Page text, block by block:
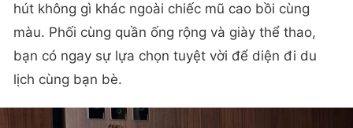
hút không gì khác ngoài chiếc mũ cao bồi cùng
màu. Phối cùng quần ống rộng và giày thể thao,
bạn có ngay sự lựa chọn tuyệt vời để diện đi du
lịch cùng bạn bè.